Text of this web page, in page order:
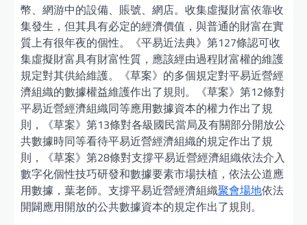
幣、網游中的設備、賬號、網店。收集虛擬財富依靠收
集發生，但其具有必定的經濟價值，與普通的財富在實
質上有很年夜的個性。《平易近法典》第127條認可收
集虛擬財富具有財富性質，應該經由過程財富權的維護
規定對其供給維護。《草案》的多個規定對平易近營經
濟組織的數據權益維護作出了規則。《草案》第12條對
平易近營經濟組織同等應用數據資本的權力作出了規
則，《草案》第13條對各級國民當局及有關部分開放公
共數據時同等看待平易近營經濟組織的規定作出了規
則，《草案》第28條對支撐平易近營經濟組織依法介入
數字化個性技巧研發和數據要素市場扶植，依法公道應
用數據，葉老師。支撐平易近營經濟組織聚會場地依法
開闢應用開放的公共數據資本的規定作出了規則。